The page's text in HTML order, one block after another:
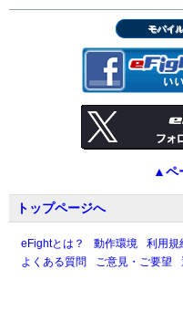
モバイ
▲ペ
トップページへ
eFightとは？ 動作環境 利用規
よくある質問
ご意見・ご要望